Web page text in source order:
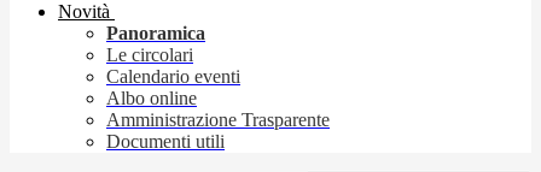
Novità
Panoramica
Le circolari
Calendario eventi
Albo online
Amministrazione Trasparente
Documenti utili